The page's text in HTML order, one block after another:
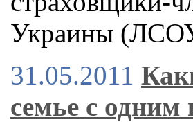
Украины
31.05.2011
семье с